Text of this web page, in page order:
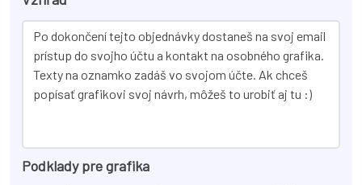
Podklady pre grafika